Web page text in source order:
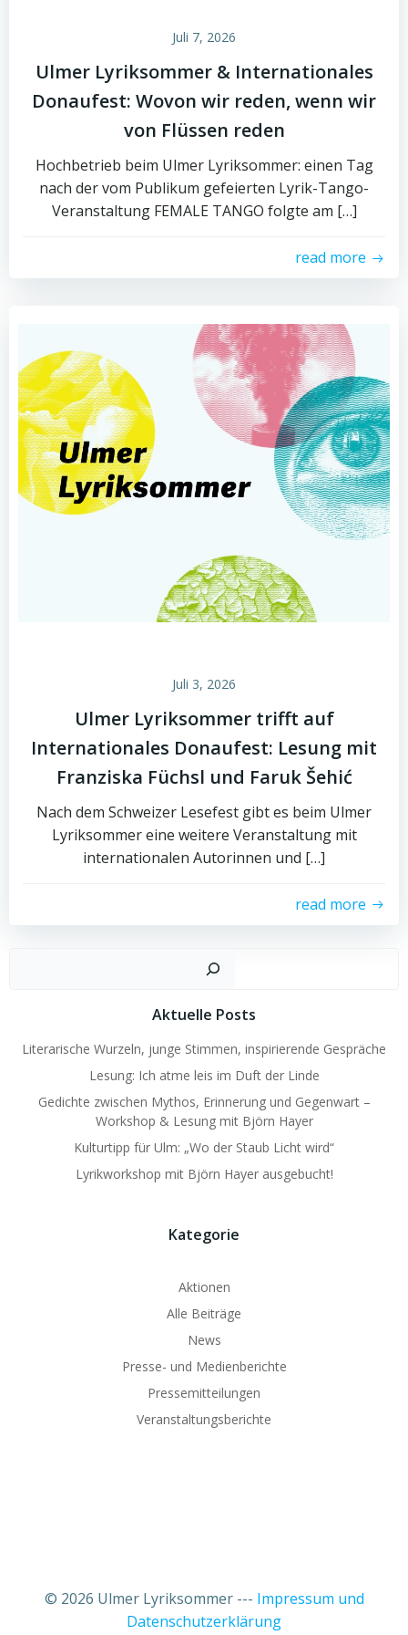
Juli 7, 2026
Ulmer Lyriksommer & Internationales
Donaufest: Wovon wir reden, wenn wir
von Flüssen reden
Hochbetrieb beim Ulmer Lyriksommer: einen Tag
nach der vom Publikum gefeierten Lyrik-Tango-
Veranstaltung FEMALE TANGO folgte am […]
read more
Juli 3, 2026
Ulmer Lyriksommer trifft auf
Internationales Donaufest: Lesung mit
Franziska Füchsl und Faruk Šehić
Nach dem Schweizer Lesefest gibt es beim Ulmer
Lyriksommer eine weitere Veranstaltung mit
internationalen Autorinnen und […]
read more
Aktuelle Posts
Literarische Wurzeln, junge Stimmen, inspirierende Gespräche
Lesung: Ich atme leis im Duft der Linde
Gedichte zwischen Mythos, Erinnerung und Gegenwart –
Workshop & Lesung mit Björn Hayer
Kulturtipp für Ulm: „Wo der Staub Licht wird“
Lyrikworkshop mit Björn Hayer ausgebucht!
Kategorie
Aktionen
Alle Beiträge
News
Presse- und Medienberichte
Pressemitteilungen
Veranstaltungsberichte
© 2026 Ulmer Lyriksommer --- Impressum und
Datenschutzerklärung